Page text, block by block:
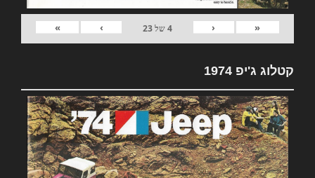
«
‹
4של23
›
»
קטלוג ג'יפ 1974